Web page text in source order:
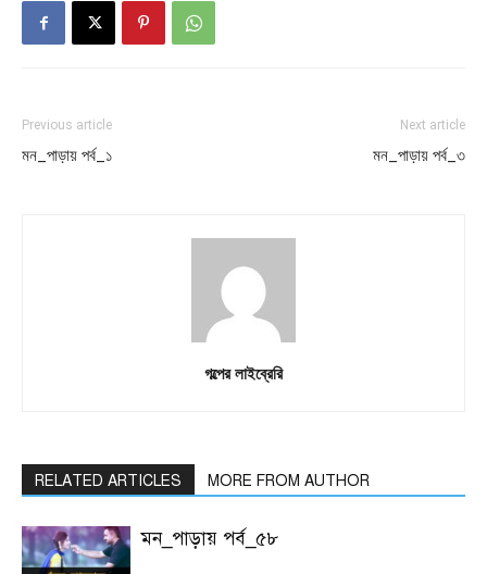
Previous article
মন_পাড়ায় পর্ব_১
Next article
মন_পাড়ায় পর্ব_৩
গল্পের লাইব্রেরি
RELATED ARTICLES MORE FROM AUTHOR
মন_পাড়ায় পর্ব_৫৮